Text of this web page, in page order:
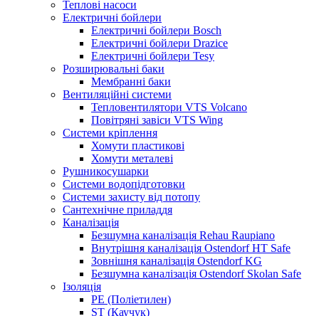
Теплові насоси
Електричні бойлери
Електричні бойлери Bosch
Електричні бойлери Drazice
Електричні бойлери Tesy
Розширювальні баки
Мембранні баки
Вентиляційні системи
Тепловентилятори VTS Volcano
Повітряні завіси VTS Wing
Системи кріплення
Хомути пластикові
Хомути металеві
Рушникосушарки
Системи водопідготовки
Системи захисту від потопу
Сантехнічне приладдя
Каналізація
Безшумна каналізація Rehau Raupiano
Внутрішня каналізація Ostendorf HT Safe
Зовнішня каналізація Ostendorf KG
Безшумна каналізація Ostendorf Skolan Safe
Ізоляція
PE (Поліетилен)
ST (Каучук)